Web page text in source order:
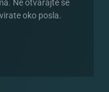
Ne otvarajte se
oko posla.